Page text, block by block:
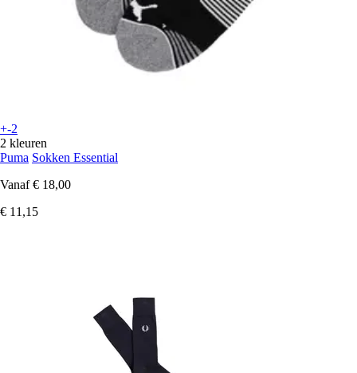
+-2
2 kleuren
Puma Sokken Essential
Vanaf € 18,00
€ 11,15